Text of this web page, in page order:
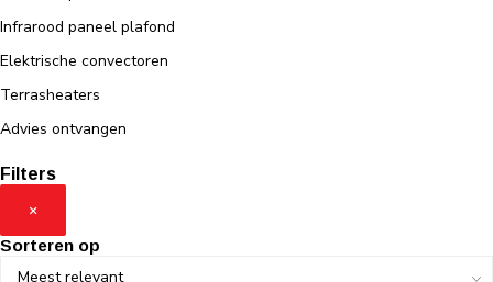
Infrarood paneel plafond
Elektrische convectoren
Terrasheaters
Advies ontvangen
Filters
×
Sorteren op